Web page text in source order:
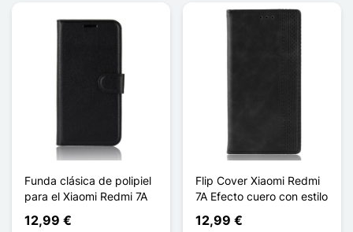
Funda clásica de polipiel
para el Xiaomi Redmi 7A
12,99 €
Flip Cover Xiaomi Redmi
7A Efecto cuero con estilo
12,99 €